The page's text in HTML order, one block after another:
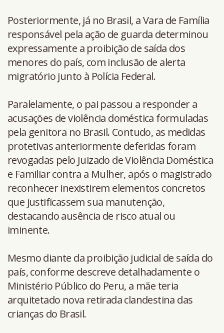
Posteriormente, já no Brasil, a Vara de Família
responsável pela ação de guarda determinou
expressamente a proibição de saída dos
menores do país, com inclusão de alerta
migratório junto à Polícia Federal.
Paralelamente, o pai passou a responder a
acusações de violência doméstica formuladas
pela genitora no Brasil. Contudo, as medidas
protetivas anteriormente deferidas foram
revogadas pelo Juizado de Violência Doméstica
e Familiar contra a Mulher, após o magistrado
reconhecer inexistirem elementos concretos
que justificassem sua manutenção,
destacando ausência de risco atual ou
iminente.
Mesmo diante da proibição judicial de saída do
país, conforme descreve detalhadamente o
Ministério Público do Peru, a mãe teria
arquitetado nova retirada clandestina das
crianças do Brasil.